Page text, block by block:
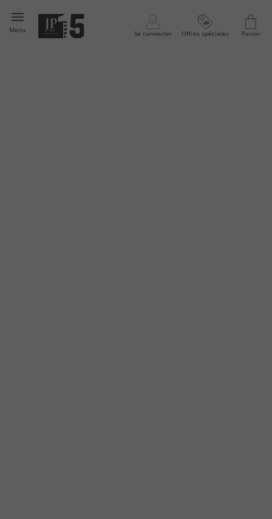
Menu Se connecter Offres spéciales Panier